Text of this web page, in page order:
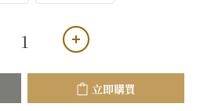
立即購買